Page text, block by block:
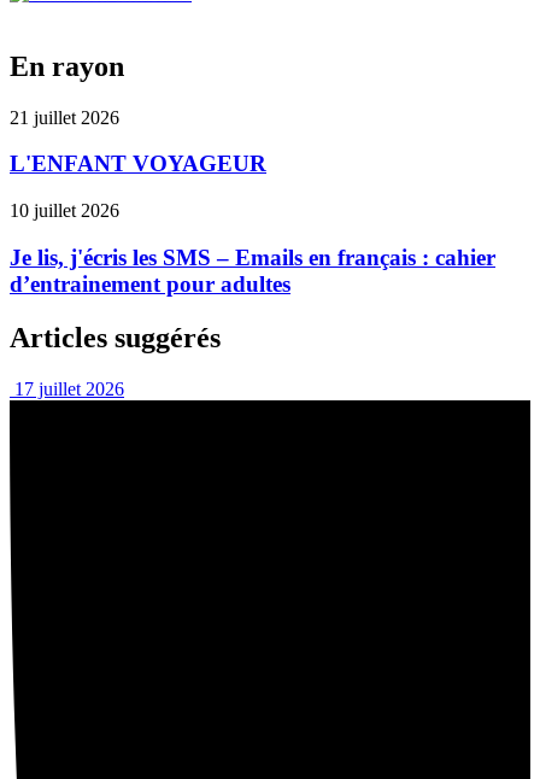
En rayon
21 juillet 2026
L'ENFANT VOYAGEUR
10 juillet 2026
Je lis, j'écris les SMS – Emails en français : cahier
d’entrainement pour adultes
Articles suggérés
17 juillet 2026